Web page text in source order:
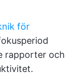
för
rapporter och